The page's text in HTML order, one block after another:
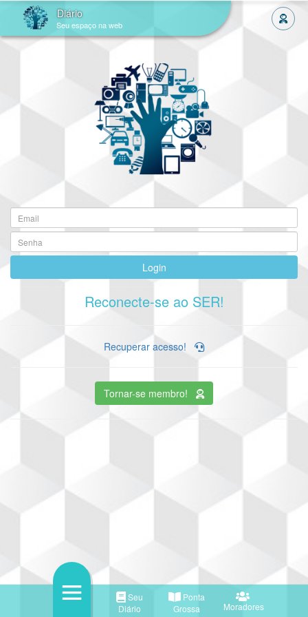
Diário
Seu espaço na web
Seu
Diário
Ponta
Grossa
Moradores
Login
Reconecte-se ao SER!
Recuperar acesso!
Tornar-se membro!